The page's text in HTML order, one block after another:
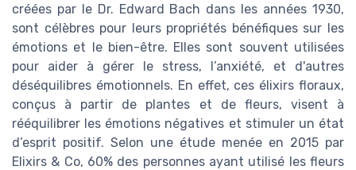
créées par le Dr. Edward Bach dans les années 1930,
sont célèbres pour leurs propriétés bénéfiques sur les
émotions et le bien-être. Elles sont souvent utilisées
pour aider à gérer le stress, l’anxiété, et d'autres
déséquilibres émotionnels. En effet, ces élixirs floraux,
conçus à partir de plantes et de fleurs, visent à
rééquilibrer les émotions négatives et stimuler un état
d’esprit positif. Selon une étude menée en 2015 par
Elixirs & Co, 60% des personnes ayant utilisé les fleurs